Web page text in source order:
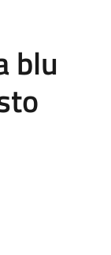
blu